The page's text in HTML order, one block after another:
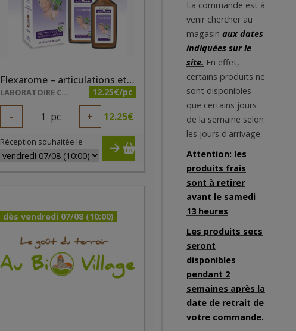
Flexarome – articulations et muscles 50ml
LABORATOIRE COSBIONAT 12.25€/pc
- 1 pc + 12.25€
Réception souhaitée le
dès vendredi 07/08 (10:00)
La commande est à
venir chercher au
magasin aux dates
indiquées sur le
site. En effet,
certains produits ne
sont disponibles
que certains jours
de la semaine selon
les jours d'arrivage.
Attention: les
produits frais
sont à retirer
avant le samedi
13 heures.
Les produits secs
seront
disponibles
pendant 2
semaines après la
date de retrait de
votre commande.